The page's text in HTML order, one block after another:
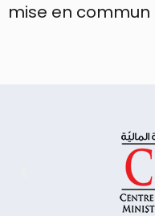
mise en